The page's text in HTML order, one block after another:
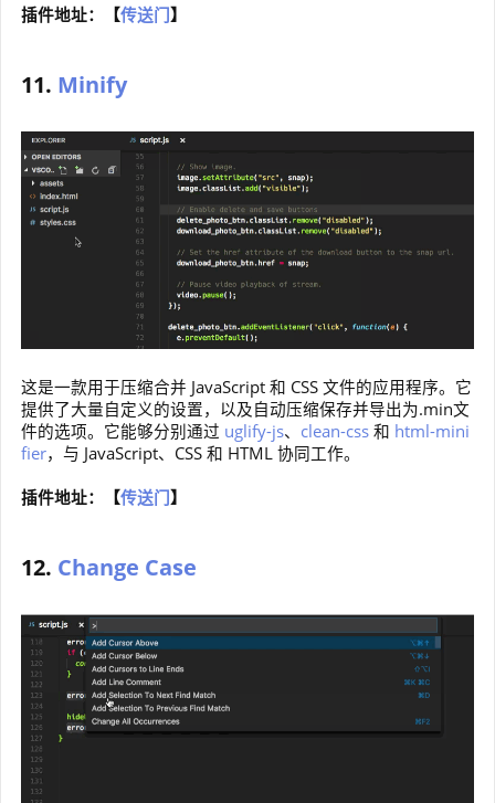
插件地址：【传送门】
11. Minify
这是一款用于压缩合并 JavaScript 和 CSS 文件的应用程序。它
提供了大量自定义的设置，以及自动压缩保存并导出为.min文
件的选项。它能够分别通过 uglify-js、 clean-css 和 html-mini
fier，与 JavaScript、CSS 和 HTML 协同工作。
插件地址：【传送门】
12. Change Case